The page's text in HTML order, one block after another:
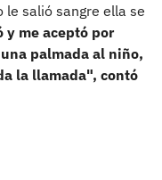
salió sangre ella se
y me aceptó por
palmada al niño,
la llamada", contó